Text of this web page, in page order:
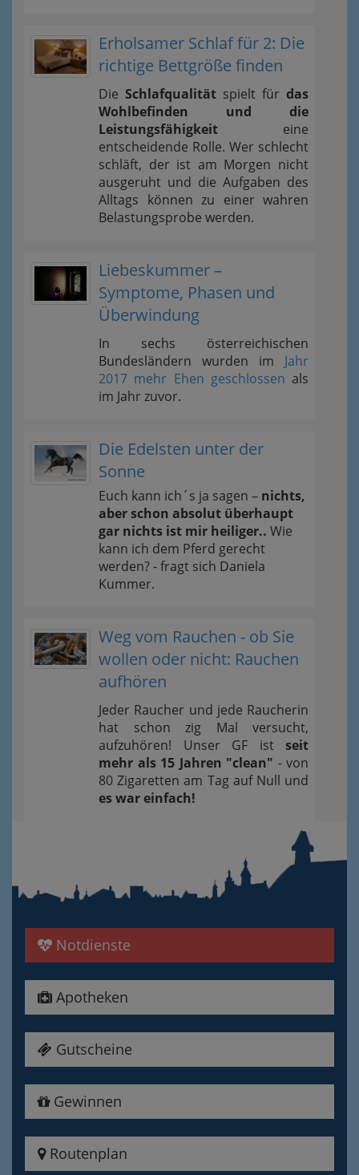
Erholsamer Schlaf für 2: Die
richtige Bettgröße finden
Die Schlafqualität spielt für das
Wohlbefinden und die
Leistungsfähigkeit eine
entscheidende Rolle. Wer schlecht
schläft, der ist am Morgen nicht
ausgeruht und die Aufgaben des
Alltags können zu einer wahren
Belastungsprobe werden.
Liebeskummer –
Symptome, Phasen und
Überwindung
In sechs österreichischen
Bundesländern wurden im Jahr
2017 mehr Ehen geschlossen als
im Jahr zuvor.
Die Edelsten unter der
Sonne
Euch kann ich´s ja sagen – nichts,
aber schon absolut überhaupt
gar nichts ist mir heiliger.. Wie
kann ich dem Pferd gerecht
werden? - fragt sich Daniela
Kummer.
Weg vom Rauchen - ob Sie
wollen oder nicht: Rauchen
aufhören
Jeder Raucher und jede Raucherin
hat schon zig Mal versucht,
aufzuhören! Unser GF ist seit
mehr als 15 Jahren "clean" - von
80 Zigaretten am Tag auf Null und
es war einfach!
Notdienste
Apotheken
Gutscheine
Gewinnen
Routenplan